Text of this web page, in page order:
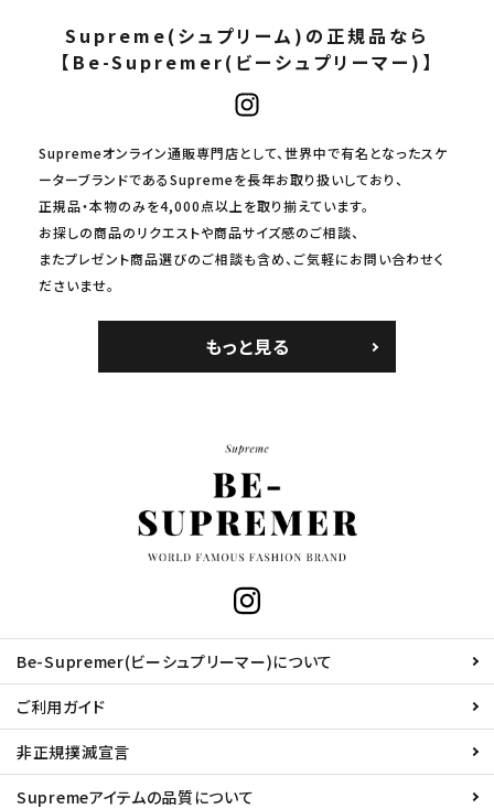
Supreme(シュプリーム)の正規品なら
【Be-Supremer(ビーシュプリーマー)】
Supremeオンライン通販専門店として、世界中で有名となったスケ
ーターブランドであるSupremeを長年お取り扱いしており、
正規品・本物のみを4,000点以上を取り揃えています。
お探しの商品のリクエストや商品サイズ感のご相談、
またプレゼント商品選びのご相談も含め、ご気軽にお問い合わせく
ださいませ。
もっと見る
Be-Supremer(ビーシュプリーマー)について
ご利用ガイド
非正規撲滅宣言
Supremeアイテムの品質について